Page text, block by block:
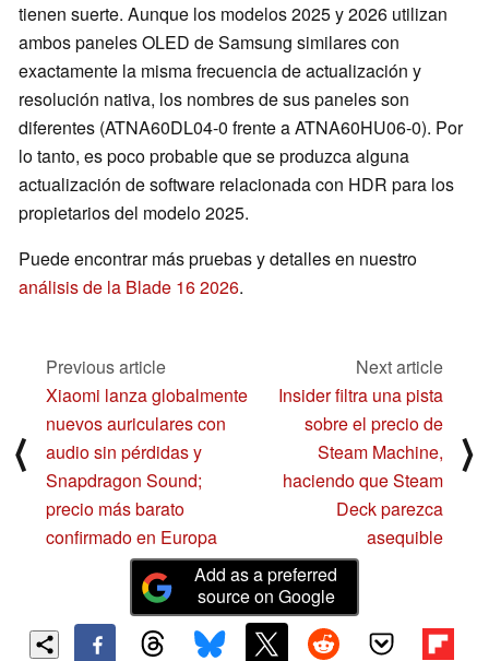
tienen suerte. Aunque los modelos 2025 y 2026 utilizan
ambos paneles OLED de Samsung similares con
exactamente la misma frecuencia de actualización y
resolución nativa, los nombres de sus paneles son
diferentes (ATNA60DL04-0 frente a ATNA60HU06-0). Por
lo tanto, es poco probable que se produzca alguna
actualización de software relacionada con HDR para los
propietarios del modelo 2025.
Puede encontrar más pruebas y detalles en nuestro
análisis de la Blade 16 2026.
⟨
Previous article
Xiaomi lanza globalmente
nuevos auriculares con
audio sin pérdidas y
Snapdragon Sound;
precio más barato
confirmado en Europa
Next article
Insider filtra una pista
sobre el precio de
Steam Machine,
haciendo que Steam
Deck parezca
asequible
⟩
Add as a preferred
source on Google